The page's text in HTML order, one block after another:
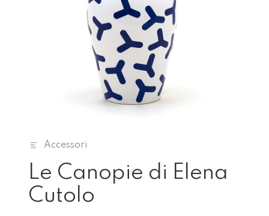
Accessori
Le Canopie di Elena
Cutolo